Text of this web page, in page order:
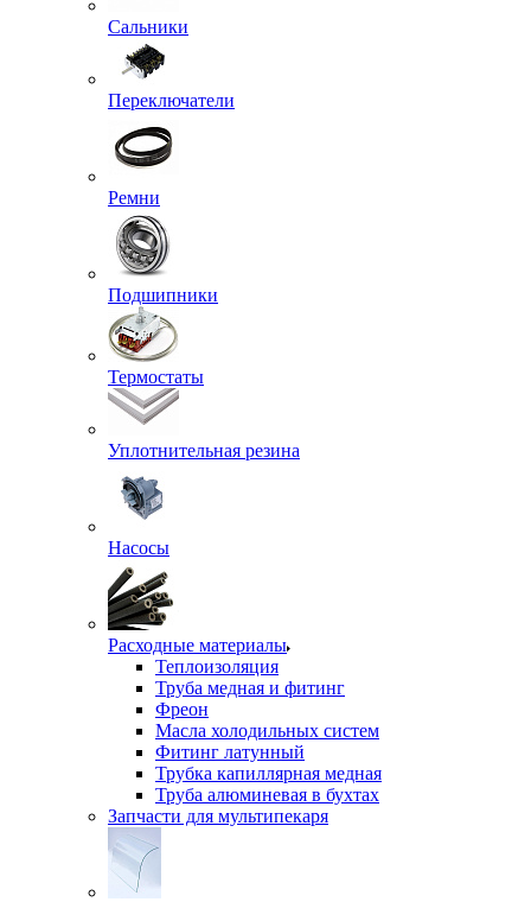
Сальники
Переключатели
Ремни
Подшипники
Термостаты
Уплотнительная резина
Насосы
Расходные материалы
Теплоизоляция
Труба медная и фитинг
Фреон
Масла холодильных систем
Фитинг латунный
Трубка капиллярная медная
Труба алюминевая в бухтах
Запчасти для мультипекаря